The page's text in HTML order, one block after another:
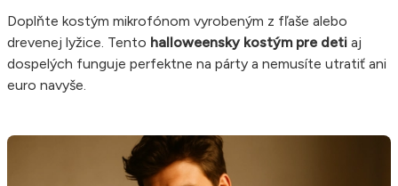
Doplňte kostým mikrofónom vyrobeným z fľaše alebo
drevenej lyžice. Tento halloweensky kostým pre deti aj
dospelých funguje perfektne na párty a nemusíte utratiť ani
euro navyše.